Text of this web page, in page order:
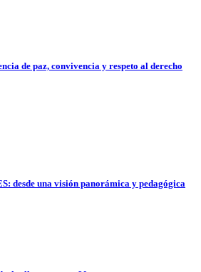
de paz, convivencia y respeto al derecho
desde una visión panorámica y pedagógica